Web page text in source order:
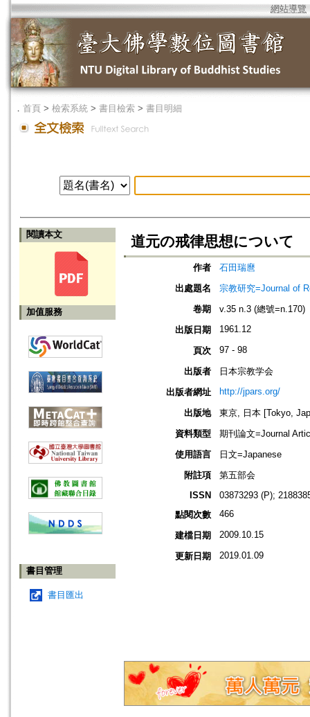
網站導覽
． 首頁 > 檢索系統 > 書目檢索 > 書目明細
閱讀本文
加值服務
書目管理
書目匯出
道元の戒律思想について
作者
石田瑞麿
出處題名
宗教研究=Journal of
卷期
v.35 n.3 (總號=n.170)
出版日期
1961.12
頁次 97 - 98
出版者
日本宗教学会
出版者網址
http://jpars.org/
出版地
東京, 日本 [Tokyo,
資料類型
期刊論文=Journal
使用語言
日文=Japanese
附註項
第五部会
ISSN
03873293 (P);
點閱次數
466
建檔日期 2009.10.15
更新日期 2019.01.09